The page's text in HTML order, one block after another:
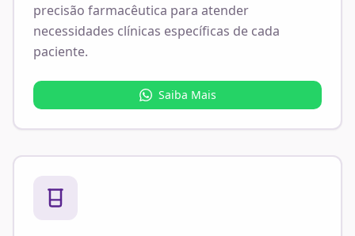
precisão farmacêutica para atender
necessidades clínicas específicas de cada
paciente.
Saiba Mais